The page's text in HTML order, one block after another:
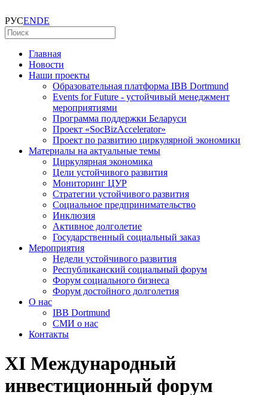
РУСENDE
Главная
Новости
Наши проекты
Образовательная платформа IBB Dortmund
Events for Future - устойчивый менеджмент
мероприятиями
Программа поддержки Беларуси
Проект «SocBizAccelerator»
Проект по развитию циркулярной экономики
Материалы на актуальные темы
Циркулярная экономика
Цели устойчивого развития
Мониторинг ЦУР
Стратегии устойчивого развития
Социальное предпринимательство
Инклюзия
Активное долголетие
Государственный социальный заказ
Мероприятия
Недели устойчивого развития
Республиканский социальный форум
Форум социального бизнеса
Форум достойного долголетия
О нас
IBB Dortmund
СМИ о нас
Контакты
XI Международный
инвестиционный форум